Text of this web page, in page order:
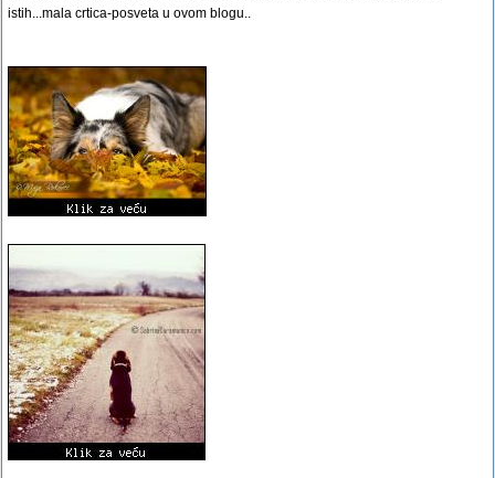
istih...mala crtica-posveta u ovom blogu..